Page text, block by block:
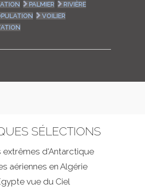
PALMIER
RIVIÈRE
VOILIER
SÉLECTIONS
extrêmes d'Antarctique
aériennes en Algérie
vue du Ciel